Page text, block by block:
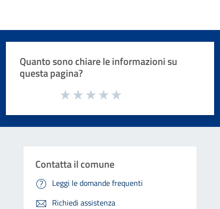
Quanto sono chiare le informazioni su
questa pagina?
Valuta da 1 a 5 stelle la pagina
Contatta il comune
Leggi le domande frequenti
Richiedi assistenza